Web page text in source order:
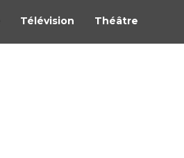
Télévision Théâtre